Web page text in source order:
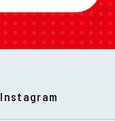
Instagram